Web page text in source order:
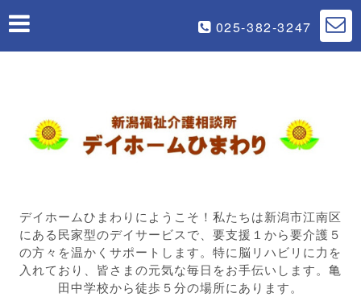
025-382-3247
デイホームひまわりにようこそ！私たちは新潟市江南区
にある民家型のデイサービスで、要支援１から要介護５
の方々を温かくサポートします。特に脳リハビリに力を
入れており、皆さまの元気な毎日をお手伝いします。亀
田中学校から徒歩５分の場所にあります。